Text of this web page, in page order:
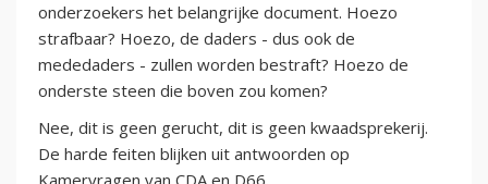
onderzoekers het belangrijke document. Hoezo
strafbaar? Hoezo, de daders - dus ook de
mededaders - zullen worden bestraft? Hoezo de
onderste steen die boven zou komen?
Nee, dit is geen gerucht, dit is geen kwaadsprekerij.
De harde feiten blijken uit antwoorden op